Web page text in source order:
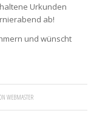
Urkunden
ab!
und wünscht
WEBMASTER